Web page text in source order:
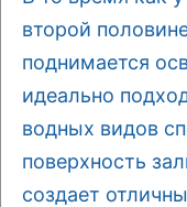
второй
поднимается
идеально
водных видов
поверхность
создает